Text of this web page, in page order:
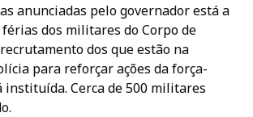
anunciadas pelo governador está a
dos militares do Corpo de
dos que estão na
para reforçar ações da força-
instituída. Cerca de 500 militares